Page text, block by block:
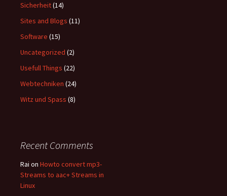
Sicherheit(14)
Sites and Blogs (11)
Software (15)
Uncategorized (2)
Usefull Things (22)
Webtechniken (24)
Witz und Spass (8)
Recent Comments
Rai on Howto convert mp3-
Streams to aac+ Streams in
Linux